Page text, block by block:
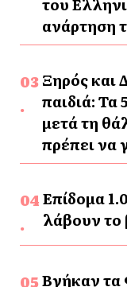
του
ανάρτηση
Ξηρός και
παιδιά: Τα 5 σημάδια ακόμη και ώρες
μετά τη
πρέπει να
Επίδομα
λάβουν το
Βγήκαν τα